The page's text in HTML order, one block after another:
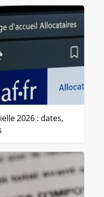
2026 : dates,